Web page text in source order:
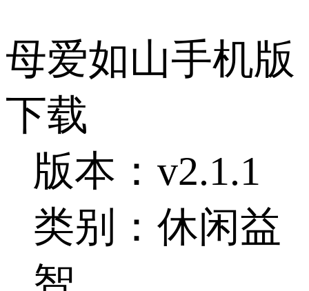
母爱如山手机版
下载
版本：v2.1.1
类别：休闲益